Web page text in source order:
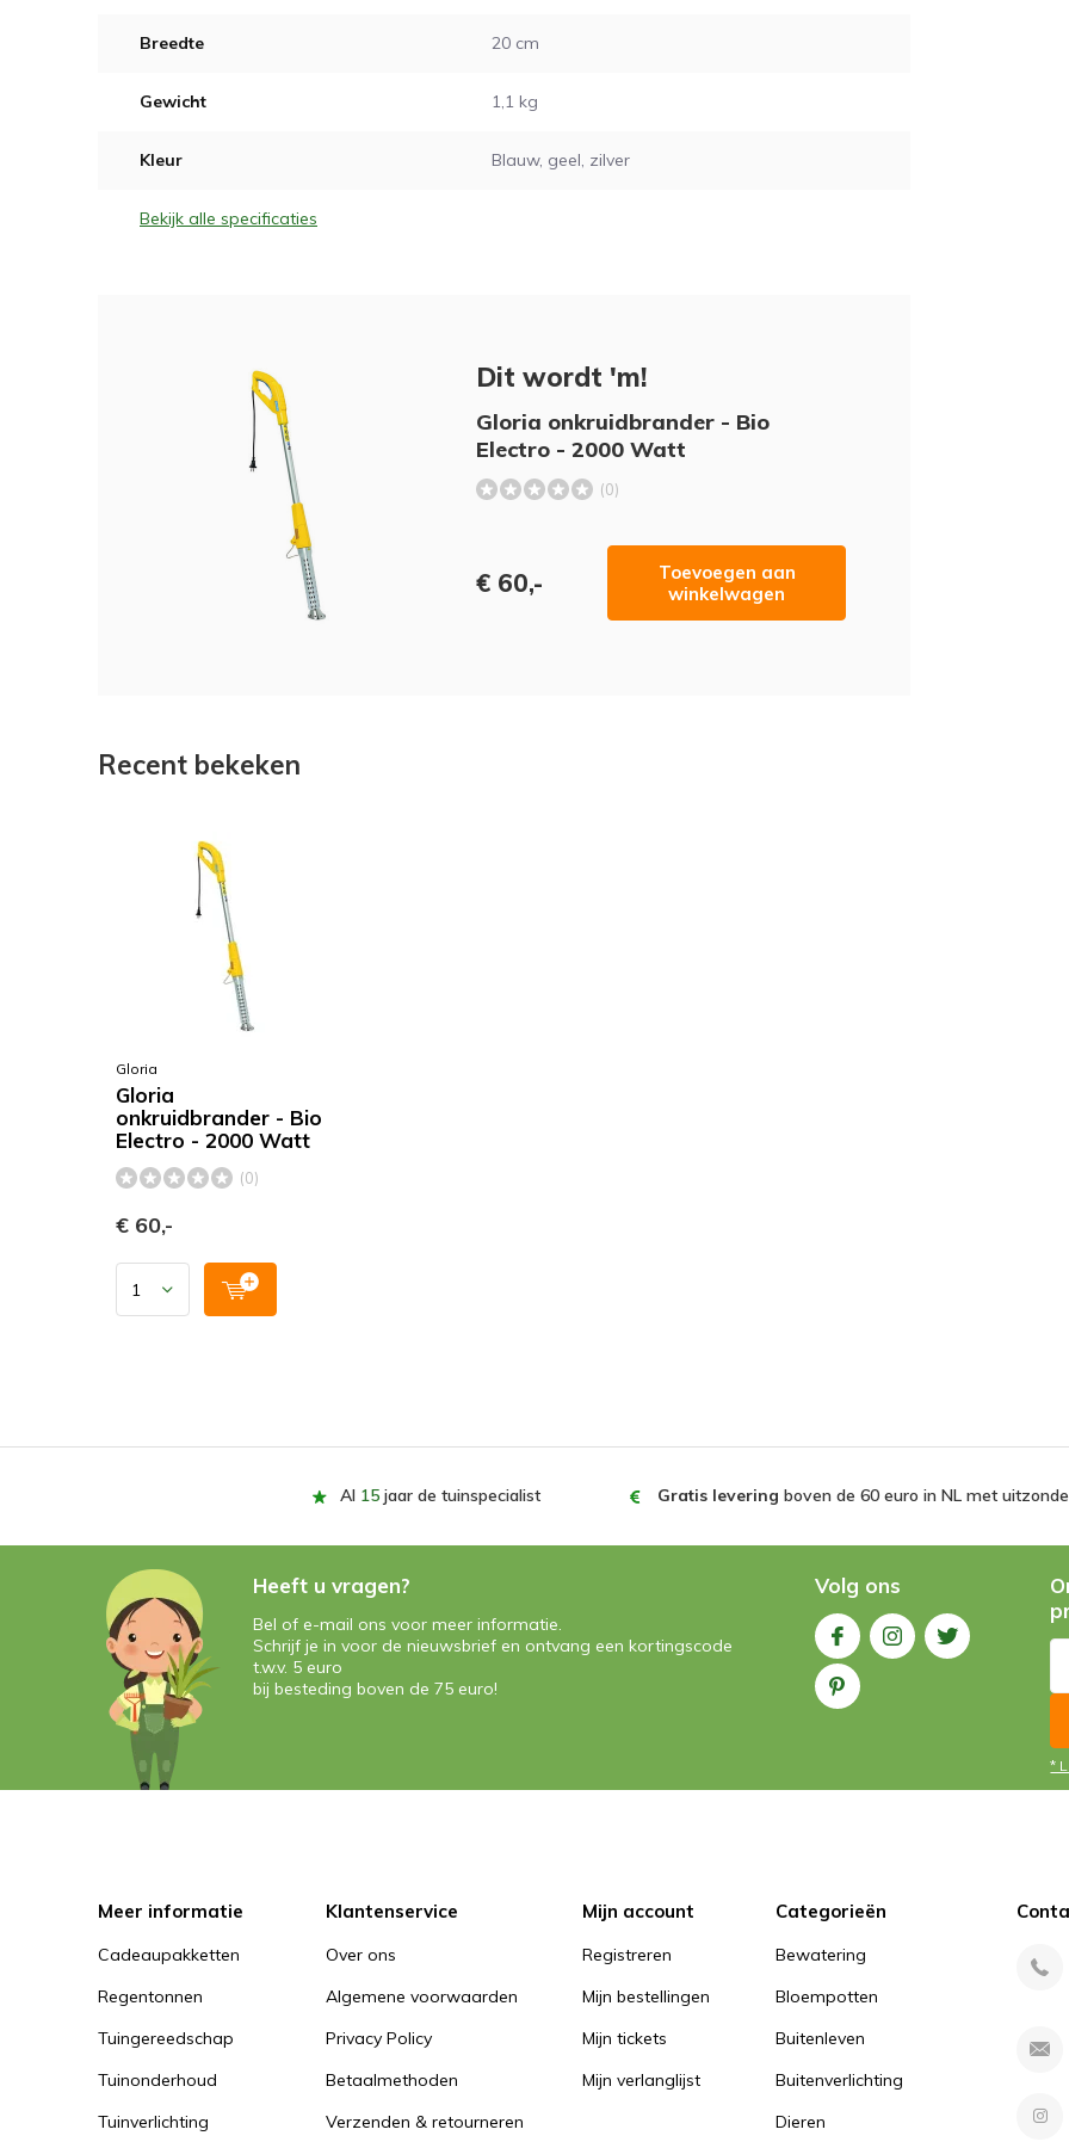
Breedte 20 cm
Gewicht 1,1 kg
Kleur Blauw, geel, zilver
Bekijk alle specificaties
Dit wordt 'm!
Gloria onkruidbrander - Bio
Electro - 2000 Watt
(0)
€ 60,-
Toevoegen aan
winkelwagen
Recent bekeken
Gloria
Gloria
onkruidbrander - Bio
Electro - 2000 Watt
(0)
€ 60,-
Al 15 jaar de tuinspecialist Gratis levering boven de 60 euro in NL met
Heeft u vragen?
Bel of e-mail ons voor meer informatie.
Schrijf je in voor de nieuwsbrief en ontvang een kortingscode
t.w.v. 5 euro
bij besteding boven de 75 euro!
Volg ons
*
Meer informatie
Cadeaupakketten
Regentonnen
Tuingereedschap
Tuinonderhoud
Tuinverlichting
Klantenservice
Over ons
Algemene voorwaarden
Privacy Policy
Betaalmethoden
Verzenden & retourneren
Mijn account
Registreren
Mijn bestellingen
Mijn tickets
Mijn verlanglijst
Categorieën
Bewatering
Bloempotten
Buitenleven
Buitenverlichting
Dieren